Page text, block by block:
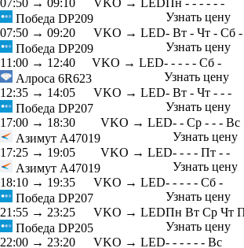
Победа DP209
Узнать цену
07:50 → 09:20
Победа DP209
VKO → LED- Вт - Чт - Сб -
Узнать цену
11:00 → 12:40
Алроса 6R623
VKO → LED- - - - - Сб -
Узнать цену
12:35 → 14:05
Победа DP207
VKO → LED- Вт - Чт - - -
Узнать цену
17:00 → 18:30
Азимут A47019
VKO → LED- - Ср - - - Вс
Узнать цену
17:25 → 19:05
Азимут A47019
VKO → LED- - - - Пт - -
Узнать цену
18:10 → 19:35
Победа DP207
VKO → LED- - - - - Сб -
Узнать цену
21:55 → 23:25
Победа DP205
VKO → LEDПн Вт Ср Чт
Узнать цену
22:00 → 23:20
VKO → LED- - - - - - Вс